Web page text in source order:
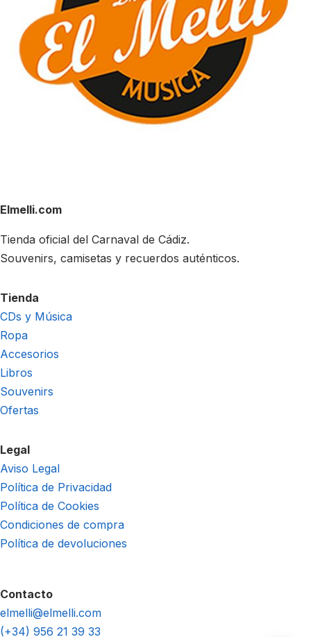
Elmelli.com
Tienda oficial del Carnaval de Cádiz.
Souvenirs, camisetas y recuerdos auténticos.
Tienda
CDs y Música
Ropa
Accesorios
Libros
Souvenirs
Ofertas
Legal
Aviso Legal
Política de Privacidad
Política de Cookies
Condiciones de compra
Política de devoluciones
Contacto
elmelli@elmelli.com
(+34) 956 21 39 33